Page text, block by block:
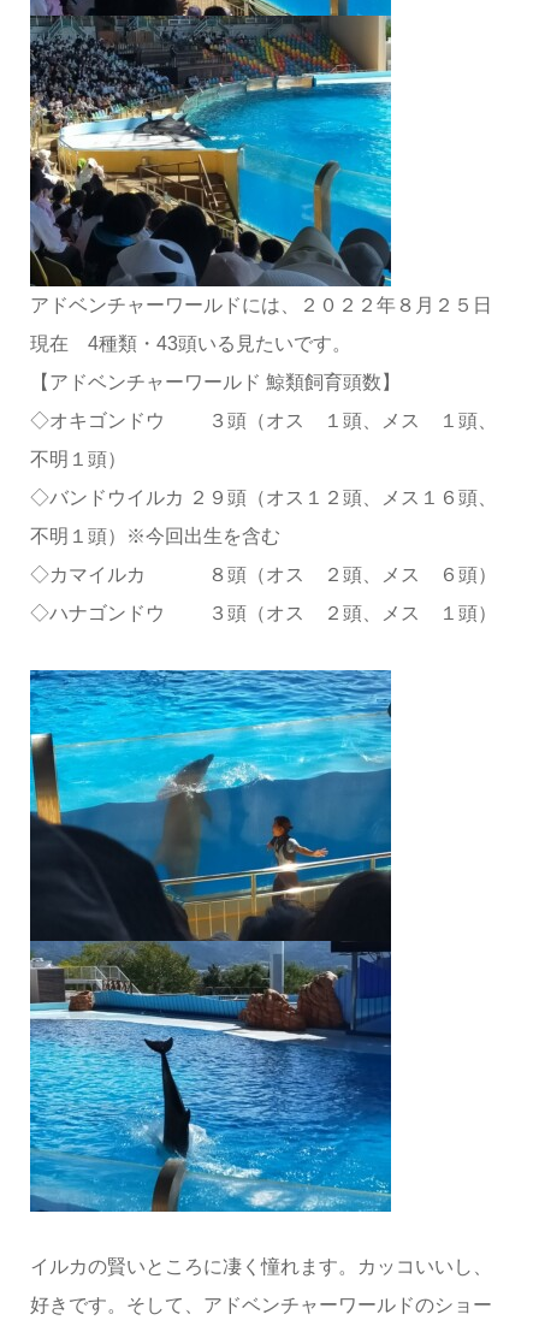
アドベンチャーワールドには、２０２２年８月２５日
現在 4種類・43頭いる見たいです。
【アドベンチャーワールド 鯨類飼育頭数】
◇オキゴンドウ ３頭（オス １頭、メス １頭、
不明１頭）
◇バンドウイルカ ２９頭（オス１２頭、メス１６頭、
不明１頭）※今回出生を含む
◇カマイルカ ８頭（オス ２頭、メス ６頭）
◇ハナゴンドウ ３頭（オス ２頭、メス １頭）
イルカの賢いところに凄く憧れます。カッコいいし、
好きです。そして、アドベンチャーワールドのショー